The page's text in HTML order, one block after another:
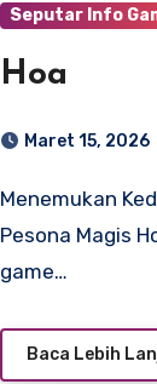
Seputar Info
Hoa
Maret 15, 2026
Menemukan Kedamaian dalam Langkah Kecil: Mengulas
Pesona Magis
game…
Baca Lebih